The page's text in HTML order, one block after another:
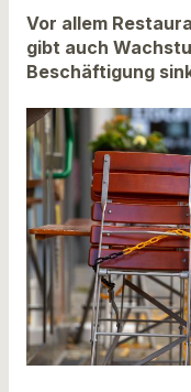
Vor allem
gibt auch
Beschäftigung